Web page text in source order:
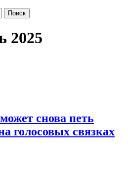
2025
снова петь
голосовых связках